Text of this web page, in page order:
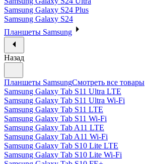
Samsung Galaxy S24 Plus
Samsung Galaxy S24
Планшеты Samsung
Назад
Планшеты SamsungСмотреть все товары
Samsung Galaxy Tab S11 Ultra LTE
Samsung Galaxy Tab S11 Ultra Wi-Fi
Samsung Galaxy Tab S11 LTE
Samsung Galaxy Tab S11 Wi-Fi
Samsung Galaxy Tab A11 LTE
Samsung Galaxy Tab A11 Wi-Fi
Samsung Galaxy Tab S10 Lite LTE
Samsung Galaxy Tab S10 Lite Wi-Fi